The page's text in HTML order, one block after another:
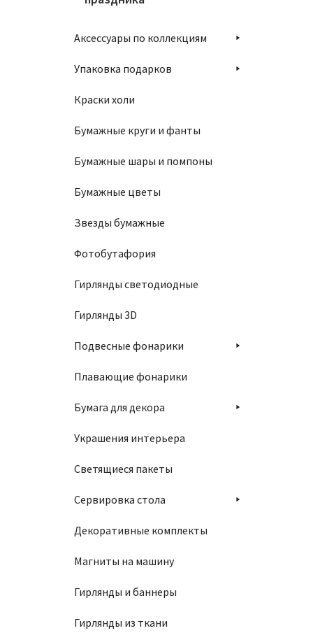
Аксессуары по коллекциям
Упаковка подарков
Краски холи
Бумажные круги и фанты
Бумажные шары и помпоны
Бумажные цветы
Звезды бумажные
Фотобутафория
Гирлянды светодиодные
Гирлянды 3D
Подвесные фонарики
Плавающие фонарики
Бумага для декора
Украшения интерьера
Светящиеся пакеты
Сервировка стола
Декоративные комплекты
Магниты на машину
Гирлянды и баннеры
Гирлянды из ткани